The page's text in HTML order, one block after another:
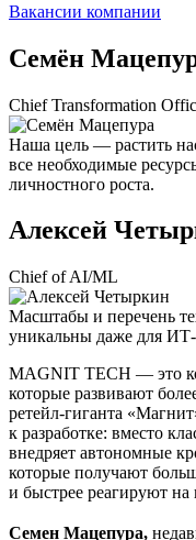
Вакансии компании
Семён
Chief Transformation
Наша цель — растить
все необходимые
личностного роста.
Алексей
Chief of AI/ML
Масштабы и перечень
уникальны даже для ИТ-
MAGNIT TECH — это
которые развивают
ретейл-гиганта
к разработке: вместо
внедряет автономные
которые получают
и быстрее реагируют на
Семен Мацепура,